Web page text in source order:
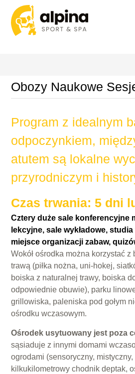
Obozy Naukowe
Program z idealnym
odpoczynkiem,
atutem są lokalne
przyrodniczym i
Czas trwania: 5 dni
Cztery duże sale konferencyjne
lekcyjne, sale wykładowe,
miejsce organizacji zabaw,
Wokół ośrodka można korzystać
trawą (piłka nożna, uni-hokej,
boiska z naturalnej trawy, boiska
odpowiednie obuwie), parku
grillowiska, paleniska pod gołym
ośrodku wczasowym.
Ośrodek usytuowany jest poza
sąsiaduje z innymi domami
ogrodami (sensoryczny,
kilkukilometrowy chodnik deptak,